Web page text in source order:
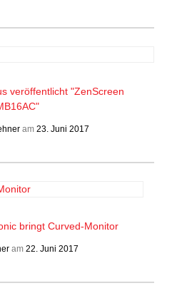
veröffentlicht "ZenScreen
am 23. Juni 2017
bringt Curved-Monitor
am 22. Juni 2017